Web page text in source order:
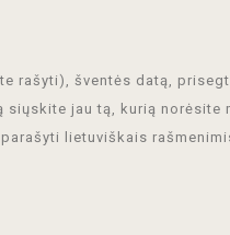
rašyti), šventės datą,
jau tą, kurią norėsite
lietuviškais